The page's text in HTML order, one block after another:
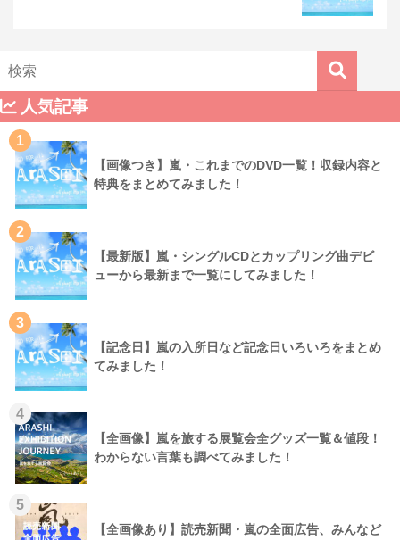
人気記事
1
【画像つき】嵐・これまでのDVD一覧！収録内容と
特典をまとめてみました！
2
【最新版】嵐・シングルCDとカップリング曲デビ
ューから最新まで一覧にしてみました！
3
【記念日】嵐の入所日など記念日いろいろをまとめ
てみました！
4
【全画像】嵐を旅する展覧会全グッズ一覧＆値段！
わからない言葉も調べてみました！
5
【全画像あり】読売新聞・嵐の全面広告、みんなど